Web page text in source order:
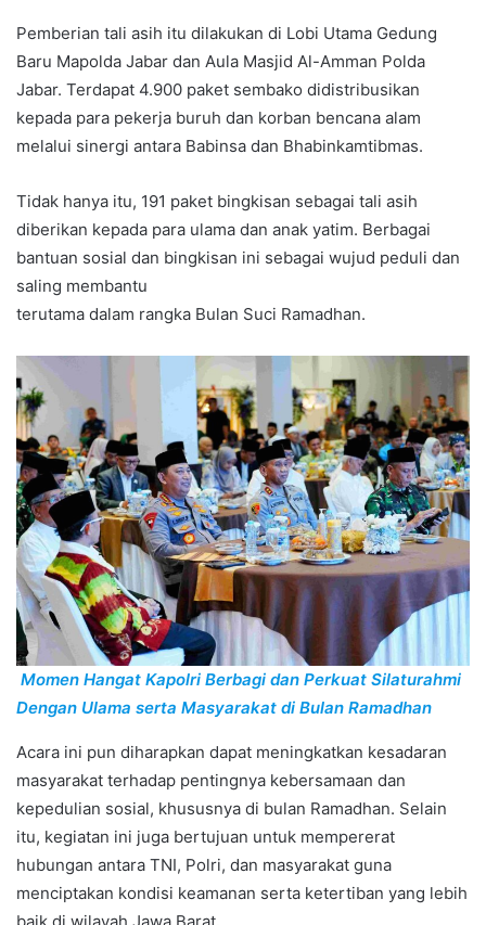
Pemberian tali asih itu dilakukan di Lobi Utama Gedung
Baru Mapolda Jabar dan Aula Masjid Al-Amman Polda
Jabar. Terdapat 4.900 paket sembako didistribusikan
kepada para pekerja buruh dan korban bencana alam
melalui sinergi antara Babinsa dan Bhabinkamtibmas.
Tidak hanya itu, 191 paket bingkisan sebagai tali asih
diberikan kepada para ulama dan anak yatim. Berbagai
bantuan sosial dan bingkisan ini sebagai wujud peduli dan
saling membantu
terutama dalam rangka Bulan Suci Ramadhan.
Momen Hangat Kapolri Berbagi dan Perkuat Silaturahmi
Dengan Ulama serta Masyarakat di Bulan Ramadhan
Acara ini pun diharapkan dapat meningkatkan kesadaran
masyarakat terhadap pentingnya kebersamaan dan
kepedulian sosial, khususnya di bulan Ramadhan. Selain
itu, kegiatan ini juga bertujuan untuk mempererat
hubungan antara TNI, Polri, dan masyarakat guna
menciptakan kondisi keamanan serta ketertiban yang lebih